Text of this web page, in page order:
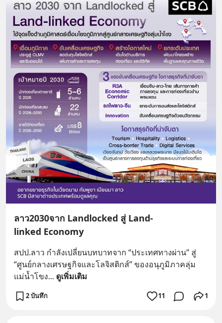
ลาว2030จาก Landlocked สู่ Land-
linked Economy
สปป.ลาว กำลังเปลี่ยนบทบาทจาก “ประเทศทางผ่าน” สู่
“ศูนย์กลางเศรษฐกิจและโลจิสติกส์” ของอนุภูมิภาคลุ่ม
แม่น้ำโขง... ดูเพิ่มเติม
2 บันทึก 11 1